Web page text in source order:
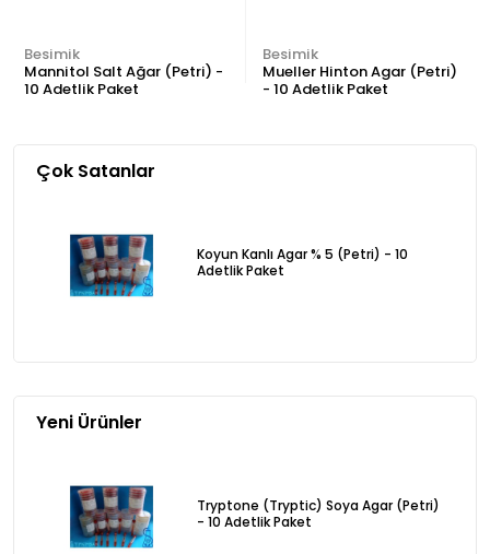
Besimik
Mannitol Salt Ağar (Petri) -
10 Adetlik Paket
Besimik
Mueller Hinton Agar (Petri)
- 10 Adetlik Paket
Çok Satanlar
Koyun Kanlı Agar % 5 (Petri) - 10
Adetlik Paket
Yeni Ürünler
Tryptone (Tryptic) Soya Agar (Petri)
- 10 Adetlik Paket